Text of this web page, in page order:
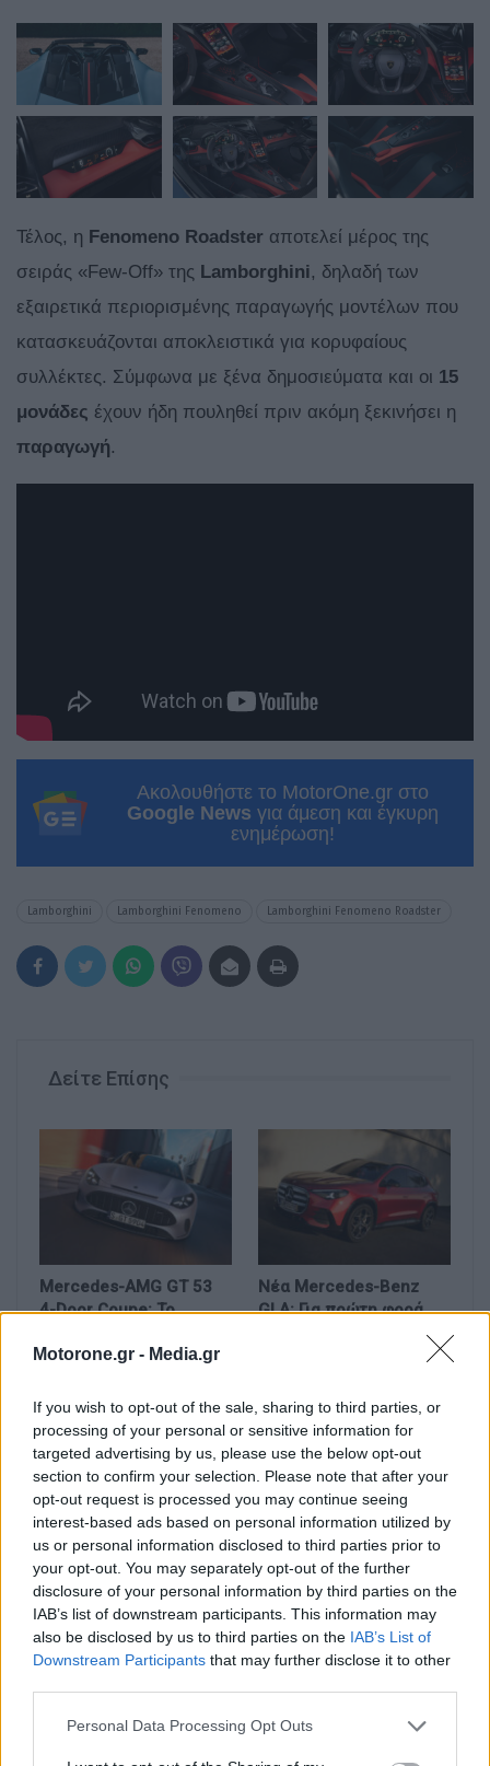
Motorone.gr - Media.gr
If you wish to opt-out of the sale, sharing to third parties, or
processing of your personal or sensitive information for
targeted advertising by us, please use the below opt-out
section to confirm your selection. Please note that after your
opt-out request is processed you may continue seeing
interest-based ads based on personal information utilized by
us or personal information disclosed to third parties prior to
your opt-out. You may separately opt-out of the further
disclosure of your personal information by third parties on the
IAB’s list of downstream participants. This information may
also be disclosed by us to third parties on the IAB’s List of
Downstream Participants that may further disclose it to other
Personal Data Processing Opt Outs
Τέλος, η Fenomeno Roadster αποτελεί μέρος της
σειράς «Few-Off» της Lamborghini, δηλαδή των
εξαιρετικά περιορισμένης παραγωγής μοντέλων που
κατασκευάζονται αποκλειστικά για κορυφαίους
συλλέκτες. Σύμφωνα με ξένα δημοσιεύματα και οι 15
μονάδες έχουν ήδη πουληθεί πριν ακόμη ξεκινήσει η
παραγωγή.
Ακολουθήστε το MotorOne.gr στο
Google News για άμεση και έγκυρη
ενημέρωση!
Lamborghini Lamborghini Fenomeno Lamborghini Fenomeno Roadster
Δείτε Επίσης
Mercedes-AMG GT 53
4-Door Coupe: Το
τα 800+ χιλιόμετρα…
Νέα Mercedes-Benz
GLA: Για πρώτη φορά
και ηλεκτρική με έως
Νέο Audi Q9:
Αποκαλύφθηκε το
μεγαλύτερο μοντέλο
στην ιστορία της
μάρκας
Zeekr 9X: Πρεμιέρα
στην Ευρώπη για το
πολυτελές SUV με τους
897 ίππους